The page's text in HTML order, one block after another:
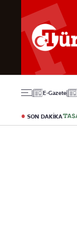
E-Gazete
SON DAKİKA
Gündem
Politika
Eğitim